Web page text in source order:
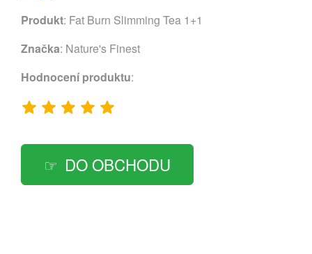
Produkt: Fat Burn Slimming Tea 1+1
Značka: Nature's Finest
Hodnocení produktu:
DO OBCHODU